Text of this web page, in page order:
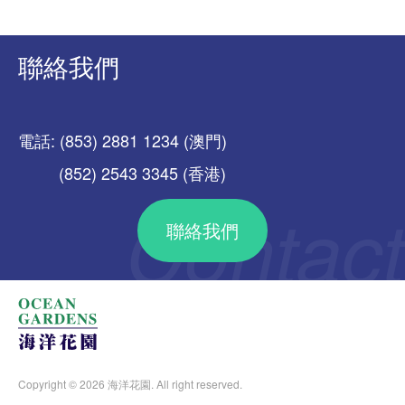
聯絡我們
電話: (853) 2881 1234 (澳門)
(852) 2543 3345 (香港)
聯絡我們
Copyright © 2026 海洋花園. All right reserved.